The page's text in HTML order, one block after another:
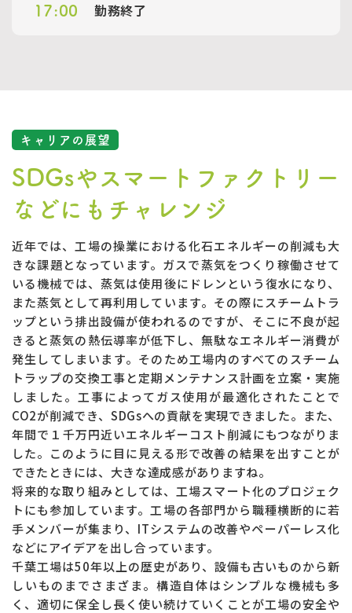
17:00 勤務終了
キャリアの展望
SDGsやスマートファクトリー
などにもチャレンジ
近年では、工場の操業における化石エネルギーの削減も大
きな課題となっています。ガスで蒸気をつくり稼働させて
いる機械では、蒸気は使用後にドレンという復水になり、
また蒸気として再利用しています。その際にスチームトラ
ップという排出設備が使われるのですが、そこに不良が起
きると蒸気の熱伝導率が低下し、無駄なエネルギー消費が
発生してしまいます。そのため工場内のすべてのスチーム
トラップの交換工事と定期メンテナンス計画を立案・実施
しました。工事によってガス使用が最適化されたことで
CO2が削減でき、SDGsへの貢献を実現できました。また、
年間で１千万円近いエネルギーコスト削減にもつながりま
した。このように目に見える形で改善の結果を出すことが
できたときには、大きな達成感がありますね。
将来的な取り組みとしては、工場スマート化のプロジェク
トにも参加しています。工場の各部門から職種横断的に若
手メンバーが集まり、ITシステムの改善やペーパーレス化
などにアイデアを出し合っています。
千葉工場は50年以上の歴史があり、設備も古いものから新
しいものまでさまざま。構造自体はシンプルな機械も多
く、適切に保全し長く使い続けていくことが工場の安全や